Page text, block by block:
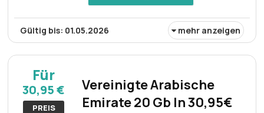
Gültig bis: 01.05.2026 mehr anzeigen
bietet Reisenden bequeme Konnektivität und
gewährleistet einen zuverlässigen Internetzugang
während der gesamten Dauer ihres Aufenthalts im Land.
Für
30,95 €
PREIS
Vereinigte Arabische
Emirate 20 Gb In 30,95€